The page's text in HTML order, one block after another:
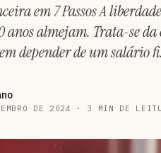
em 7 Passos A
anos almejam. Trata-se
depender de um salário
DE 2024 · 3 MIN DE